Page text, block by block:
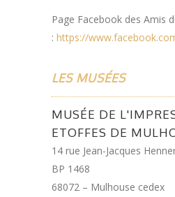
Page Facebook des Amis
: https://
LES MUSÉES
MUSÉE DE
ETOFFES DE
14 rue Jean-Jacques
BP 1468
68072 – Mulhouse cedex